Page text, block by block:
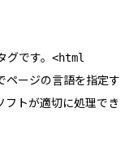
です。 <html
ページの言語を指定す
フトが適切に処理でき